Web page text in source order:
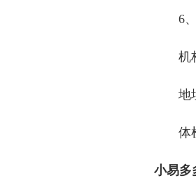
6、
机构
地址:
体检
小易多